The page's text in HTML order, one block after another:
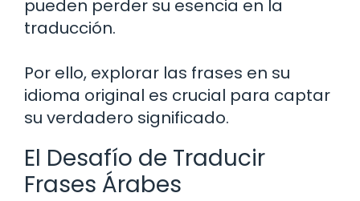
pueden perder su esencia en la
traducción.
Por ello, explorar las frases en su
idioma original es crucial para captar
su verdadero significado.
El Desafío de Traducir
Frases Árabes